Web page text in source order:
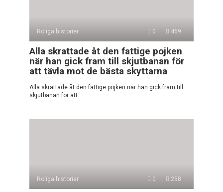
Roliga historier 0 469
Alla skrattade åt den fattige pojken
när han gick fram till skjutbanan för
att tävla mot de bästa skyttarna
Alla skrattade åt den fattige pojken när han gick fram till
skjutbanan för att
Roliga historier 0 258